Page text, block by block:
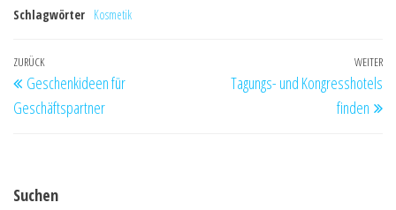
Schlagwörter Kosmetik
Beitragsnavigation
Vorheriger
Beitrag
ZURÜCK
Geschenkideen für
Geschäftspartner
WEITER
Tagungs- und Kongresshotels
finden
Suchen